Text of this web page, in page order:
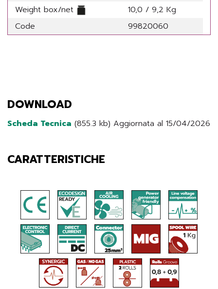
Weight box/net
10,0 / 9,2 Kg
Code
99820060
DOWNLOAD
Scheda Tecnica (855.3 kb) Aggiornata al 15/04/2026
CARATTERISTICHE